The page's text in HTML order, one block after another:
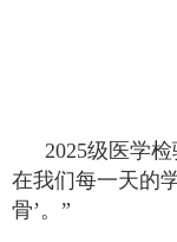
2025级医学
在我们每一天的
骨’。”